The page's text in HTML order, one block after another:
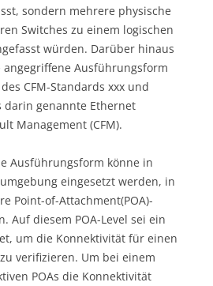
sondern mehrere physische
Switches zu einem logischen
würden. Darüber hinaus
Ausführungsform
CFM-Standards xxx und
darin genannte Ethernet
Management (CFM).
Ausführungsform könne in
eingesetzt werden, in
Point-of-Attachment(POA)-
Auf diesem POA-Level sei ein
um die Konnektivität für einen
verifizieren. Um bei einem
POAs die Konnektivität